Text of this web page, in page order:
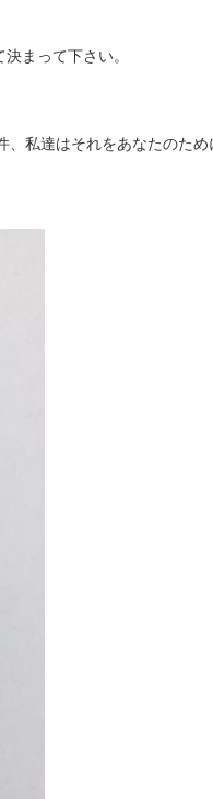
まって下さい。
私達はそれをあなたのため